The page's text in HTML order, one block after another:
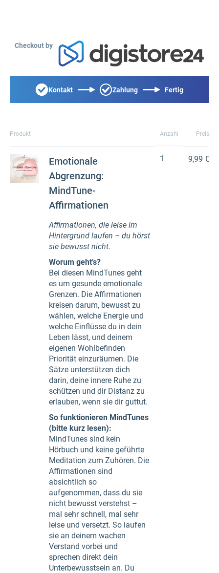
Checkout by
Kontakt Zahlung Fertig
Produkt Anzahl Preis
Emotionale
Abgrenzung:
MindTune-
Affirmationen
Affirmationen, die leise im
Hintergrund laufen – du hörst
sie bewusst nicht.
Worum geht’s?
Bei diesen MindTunes geht
es um gesunde emotionale
Grenzen. Die Affirmationen
kreisen darum, bewusst zu
wählen, welche Energie und
welche Einflüsse du in dein
Leben lässt, und deinem
eigenen Wohlbefinden
Priorität einzuräumen. Die
Sätze unterstützen dich
darin, deine innere Ruhe zu
schützen und dir Distanz zu
erlauben, wenn sie dir guttut.
So funktionieren MindTunes
(bitte kurz lesen):
MindTunes sind kein
Hörbuch und keine geführte
Meditation zum Zuhören. Die
Affirmationen sind
absichtlich so
aufgenommen, dass du sie
nicht bewusst verstehst –
mal sehr schnell, mal sehr
leise und versetzt. So laufen
sie an deinem wachen
Verstand vorbei und
sprechen direkt dein
Unterbewusstsein an. Du
1 9,99 €